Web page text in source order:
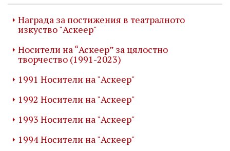
Награда за постижения в театралното
изкуство "Аскеер"
Носители на “Аскеер” за цялостно
творчество (1991-2023)
1991 Носители на "Аскеер"
1992 Носители на "Аскеер"
1993 Носители на "Аскеер"
1994 Носители на "Аскеер"